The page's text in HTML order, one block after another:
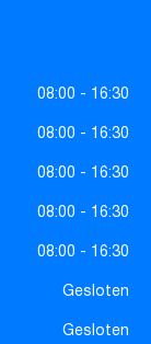
08:00 - 16:30
08:00 - 16:30
08:00 - 16:30
08:00 - 16:30
08:00 - 16:30
Gesloten
Gesloten